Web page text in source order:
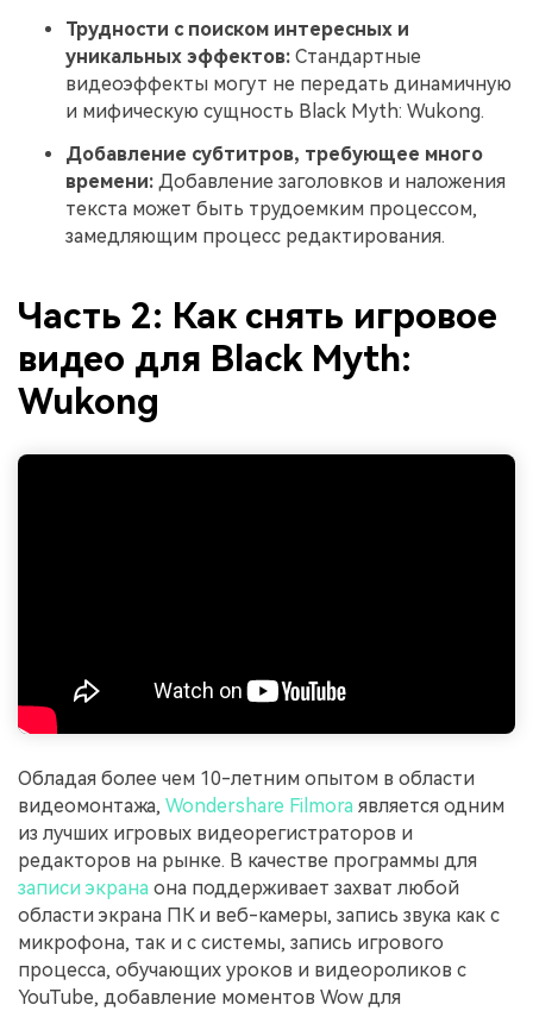
Трудности с поиском интересных и
уникальных эффектов: Стандартные
видеоэффекты могут не передать динамичную
и мифическую сущность Black Myth: Wukong.
Добавление субтитров, требующее много
времени: Добавление заголовков и наложения
текста может быть трудоемким процессом,
замедляющим процесс редактирования.
Часть 2: Как снять игровое
видео для Black Myth:
Wukong
Обладая более чем 10-летним опытом в области
видеомонтажа, Wondershare Filmora является одним
из лучших игровых видеорегистраторов и
редакторов на рынке. В качестве программы для
записи экрана она поддерживает захват любой
области экрана ПК и веб-камеры, запись звука как с
микрофона, так и с системы, запись игрового
процесса, обучающих уроков и видеороликов с
YouTube, добавление моментов Wow для